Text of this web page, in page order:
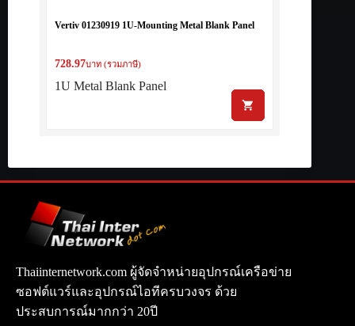
Vertiv 01230919 1U-Mounting Metal Blank Panel
728.97บาท (รวมภาษี)
1U Metal Blank Panel
Thaiinternetwork.com ผู้จัดจำหน่ายอุปกรณ์เครือข่าย
ซอฟต์แวร์และอุปกรณ์ไอทีครบวงจร ด้วย
ประสบการณ์มากกว่า 20ปี